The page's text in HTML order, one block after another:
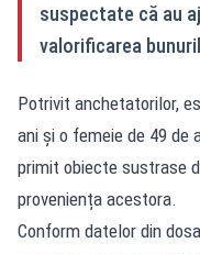
suspectate că au
valorificarea
Potrivit anchetatorilor,
ani și o femeie de 49 de
primit obiecte sustrase
proveniența acestora.
Conform datelor din